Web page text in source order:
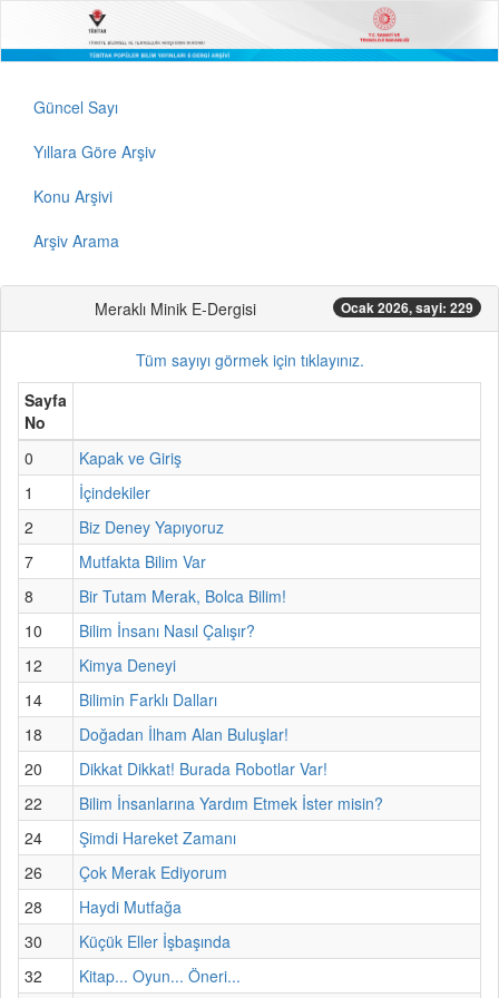
Güncel Sayı
Yıllara Göre Arşiv
Konu Arşivi
Arşiv Arama
Meraklı Minik E-Dergisi Ocak 2026, sayi: 229
Tüm sayıyı görmek için tıklayınız.
Sayfa
No
0
Kapak ve Giriş
1
İçindekiler
2
Biz Deney Yapıyoruz
7
Mutfakta Bilim Var
8
Bir Tutam Merak, Bolca Bilim!
10
Bilim İnsanı Nasıl Çalışır?
12
Kimya Deneyi
14
Bilimin Farklı Dalları
18
Doğadan İlham Alan Buluşlar!
20
Dikkat Dikkat! Burada Robotlar Var!
22
Bilim İnsanlarına Yardım Etmek İster misin?
24
Şimdi Hareket Zamanı
26
Çok Merak Ediyorum
28
Haydi Mutfağa
30
Küçük Eller İşbaşında
32
Kitap... Oyun... Öneri...